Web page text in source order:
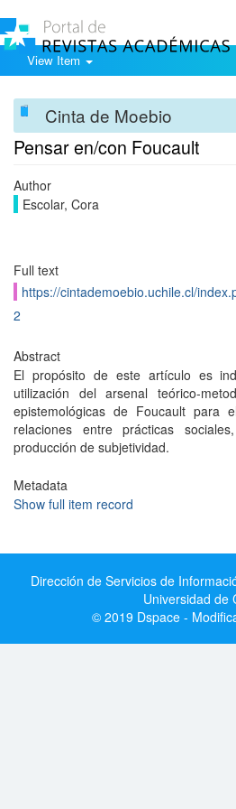
View Item
Cinta de Moebio
Pensar en/con Foucault
Author
Escolar, Cora
Full text
https://cintademoebio.uchile.cl/
2
Abstract
El propósito de este artículo es
utilización del arsenal teórico-
epistemológicas de Foucault para
relaciones entre prácticas
producción de subjetividad.
Metadata
Show full item record
Dirección de Servicios de
Universidad de
© 2019 Dspace -